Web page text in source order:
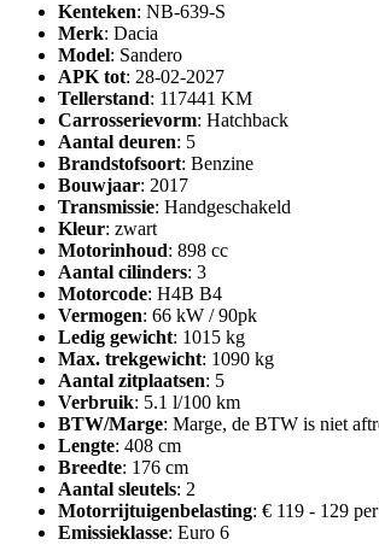
Kenteken: NB-639-S
Merk: Dacia
Model: Sandero
APK tot: 28-02-2027
Tellerstand: 117441 KM
Carrosserievorm: Hatchback
Aantal deuren: 5
Brandstofsoort: Benzine
Bouwjaar: 2017
Transmissie: Handgeschakeld
Kleur: zwart
Motorinhoud: 898 cc
Aantal cilinders: 3
Motorcode: H4B B4
Vermogen: 66 kW / 90pk
Ledig gewicht: 1015 kg
Max. trekgewicht: 1090 kg
Aantal zitplaatsen: 5
Verbruik: 5.1 l/100 km
BTW/Marge: Marge, de BTW is niet
Lengte: 408 cm
Breedte: 176 cm
Aantal sleutels: 2
Motorrijtuigenbelasting: € 119 - 129
Emissieklasse: Euro 6